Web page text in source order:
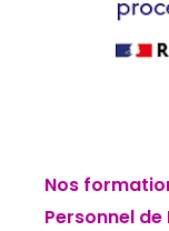
Nos
Personnel